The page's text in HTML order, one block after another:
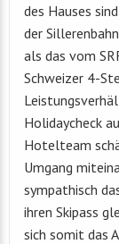
des Hauses
der
als das vom
Schweizer 4-
Holidaycheck
Hotelteam
Umgang
sympathisch
ihren Skipass
sich somit das